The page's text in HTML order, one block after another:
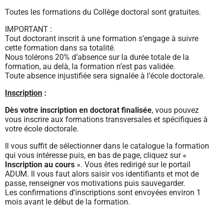
Toutes les formations du Collège doctoral sont gratuites.
IMPORTANT :
Tout doctorant inscrit à une formation s’engage à suivre
cette formation dans sa totalité.
Nous tolérons 20% d’absence sur la durée totale de la
formation, au delà, la formation n’est pas validée.
Toute absence injustifiée sera signalée à l’école doctorale.
Inscription :
Dès votre inscription en doctorat finalisée, vous pouvez
vous inscrire aux formations transversales et spécifiques à
votre école doctorale.
Il vous suffit de sélectionner dans le catalogue la formation
qui vous intéresse puis, en bas de page, cliquez sur «
Inscription au cours ». Vous êtes redirigé sur le portail
ADUM. Il vous faut alors saisir vos identifiants et mot de
passe, renseigner vos motivations puis sauvegarder.
Les confirmations d’inscriptions sont envoyées environ 1
mois avant le début de la formation.